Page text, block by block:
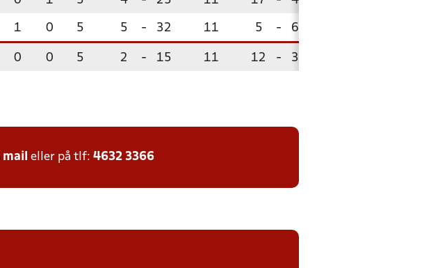
1 0 5 5 - 32 11 5 - 61
0 0 5 2 - 15 11 12 - 35
mail eller på tlf: 4632 3366